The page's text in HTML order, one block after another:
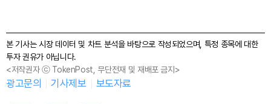
본 기사는 시장 데이터 및 차트 분석을 바탕으로 작성되었으며, 특정 종목에 대한
투자 권유가 아닙니다.
<저작권자 ⓒ TokenPost, 무단전재 및 재배포 금지>
광고문의 기사제보 보도자료